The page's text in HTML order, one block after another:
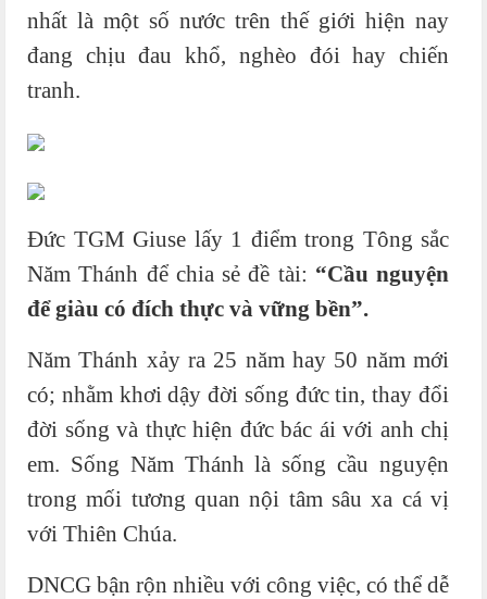
nhất là một số nước trên thế giới hiện nay
đang chịu đau khổ, nghèo đói hay chiến
tranh.
Đức TGM Giuse lấy 1 điểm trong Tông sắc
Năm Thánh để chia sẻ đề tài: “Cầu nguyện
để giàu có đích thực và vững bền”.
Năm Thánh xảy ra 25 năm hay 50 năm mới
có; nhằm khơi dậy đời sống đức tin, thay đổi
đời sống và thực hiện đức bác ái với anh chị
em. Sống Năm Thánh là sống cầu nguyện
trong mối tương quan nội tâm sâu xa cá vị
với Thiên Chúa.
DNCG bận rộn nhiều với công việc, có thể dễ